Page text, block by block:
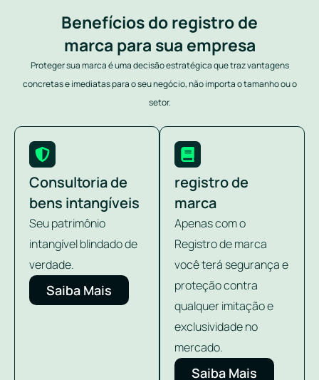
Benefícios do registro de
marca para sua empresa
Proteger sua marca é uma decisão estratégica que traz vantagens
concretas e imediatas para o seu negócio, não importa o tamanho ou o
setor.
Consultoria de
bens intangíveis
Seu patrimônio
intangível blindado de
verdade.
Saiba Mais
registro de
marca
Apenas com o
Registro de marca
você terá segurança e
proteção contra
qualquer imitação e
exclusividade no
mercado.
Saiba Mais